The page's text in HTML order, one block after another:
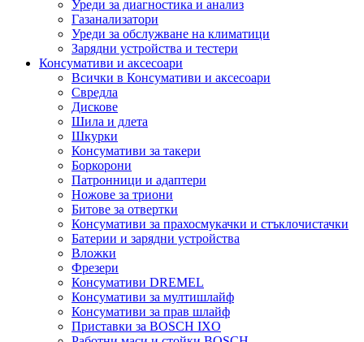
Уреди за диагностика и анализ
Газанализатори
Уреди за обслужване на климатици
Зарядни устройства и тестери
Консумативи и аксесоари
Всички в Консумативи и аксесоари
Свредла
Дискове
Шила и длета
Шкурки
Консумативи за такери
Боркорони
Патронници и адаптери
Ножове за триони
Битове за отвертки
Консумативи за прахосмукачки и стъклочистачки
Батерии и зарядни устройства
Вложки
Фрезери
Консумативи DREMEL
Консумативи за мултишлайф
Консумативи за прав шлайф
Приставки за BOSCH IXO